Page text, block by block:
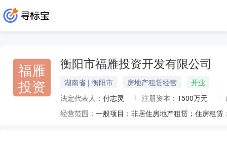
福雁
投资
衡阳市福雁投资开发有限公司
湖南省 | 衡阳市 房地产租赁经营
开业
法定代表人： 付志灵 注册资本： 1500万元
经营范围：